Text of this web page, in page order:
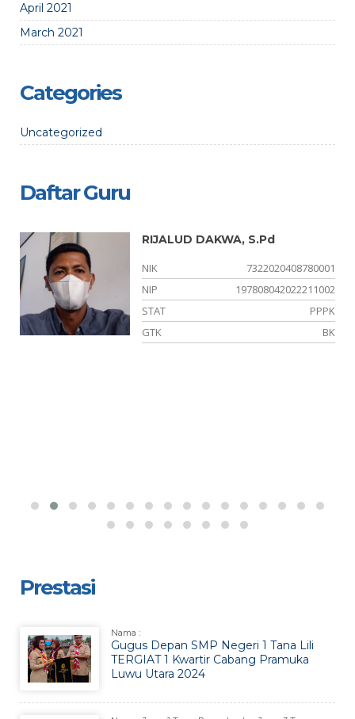
April 2021
March 2021
Categories
Uncategorized
Daftar Guru
RIJALUD DAKWA, S.Pd
NIK
7322020408780001
NIP
197808042022211002
STAT
PPPK
GTK
BK
Prestasi
Nama :
Gugus Depan SMP Negeri 1 Tana Lili
TERGIAT 1 Kwartir Cabang Pramuka
Luwu Utara 2024